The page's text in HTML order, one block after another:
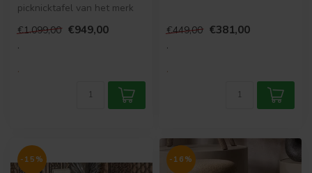
picknicktafel van het merk
tafelpoot me...
€1.099,00 €949,00
.
.
€449,00 €381,00
.
.
-15% -16%